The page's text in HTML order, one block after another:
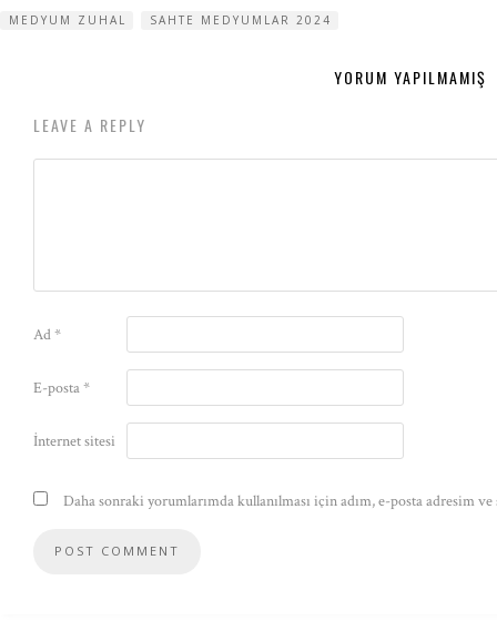
MEDYUM ZUHAL
SAHTE MEDYUMLAR 2024
YORUM YAPILMAMIŞ
LEAVE A REPLY
Ad*
E-posta*
İnternet sitesi
Daha sonraki yorumlarımda kullanılması için adım, e-posta adresim